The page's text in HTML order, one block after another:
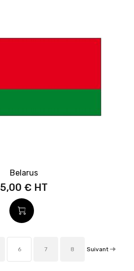
Belarus
5,00 €
6 7 8 Suivant